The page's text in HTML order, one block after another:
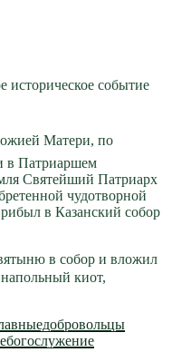
историческое событие
Матери, по
в Патриаршем
Святейший Патриарх
чудотворной
в Казанский собор
в собор и вложил
киот,